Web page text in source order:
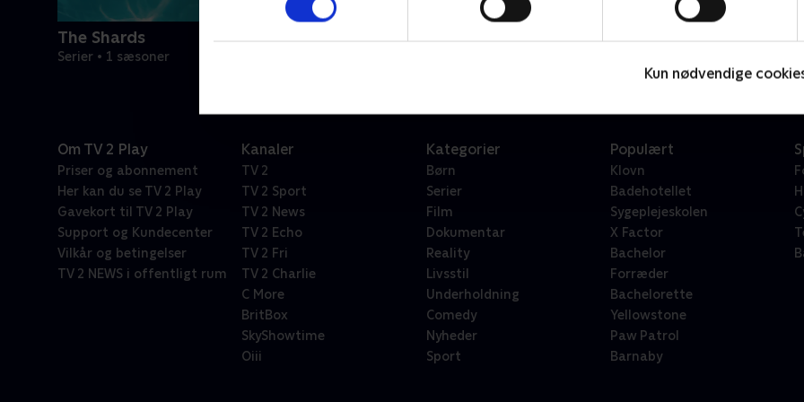
Kun nødvendige
The Shards
Serier • 1 sæsoner
Om TV 2 Play
Priser og abonnement
Her kan du se TV 2 Play
Gavekort til TV 2 Play
Support og Kundecenter
Vilkår og betingelser
TV 2 NEWS i offentligt rum
Kanaler
TV 2
TV 2 Sport
TV 2 News
TV 2 Echo
TV 2 Fri
TV 2 Charlie
C More
BritBox
SkyShowtime
Oiii
Kategorier
Børn
Serier
Film
Dokumentar
Reality
Livsstil
Underholdning
Comedy
Nyheder
Sport
Populært
Klovn
Badehotellet
Sygeplejeskolen
X Factor
Bachelor
Forræder
Bachelorette
Yellowstone
Paw Patrol
Barnaby